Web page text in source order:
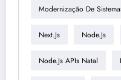
Modernização De
Next.js Node.js
Node.js APIs Natal